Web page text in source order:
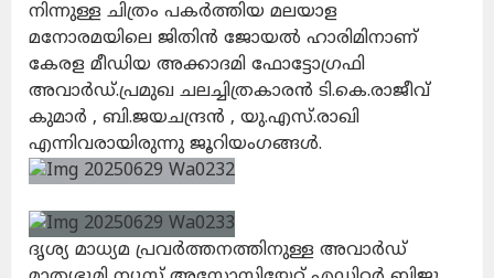
നിന്നുള്ള ചിത്രം പകര്‍ത്തിയ മലയാള
മനോരമയിലെ ജിതിന്‍ ജോയല്‍ ഹാരിമിനാണ്
കേരള മീഡിയ അക്കാദമി ഫോട്ടോഗ്രഫി
അവാര്‍ഡ്.പ്രമുഖ ചലച്ചിത്രകാരന്‍ ടി.കെ.രാജീവ്
കുമാര്‍ , ബി.ജയചന്ദ്രന്‍ , യു.എസ്.രാഖി
എന്നിവരായിരുന്നു ജൂറിയംഗങ്ങൾ.
ദൃശ്യ മാധ്യമ പ്രവര്‍ത്തനത്തിനുള്ള അവാര്‍ഡ്